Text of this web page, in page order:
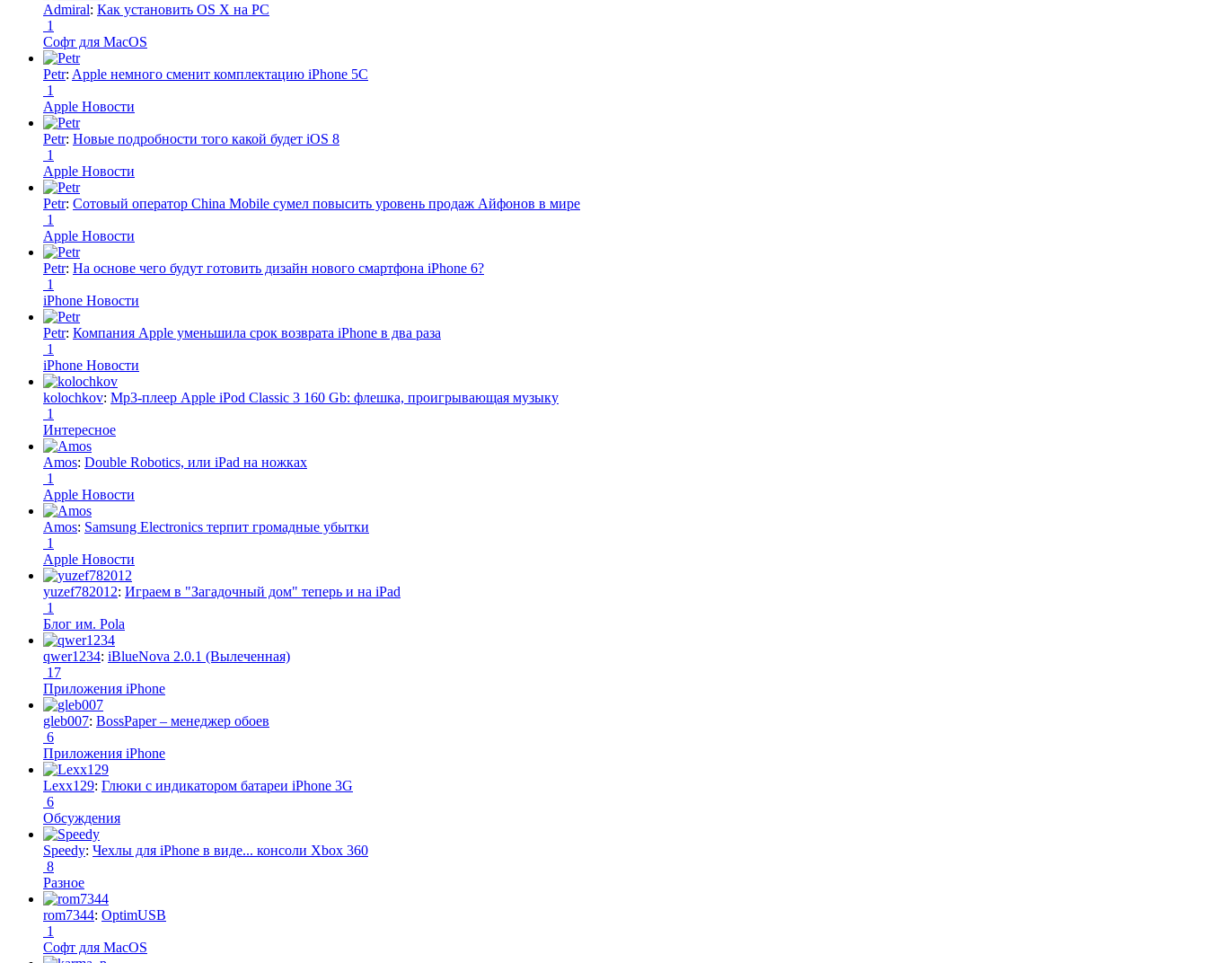
Admiral: Как установить OS X на PC
1
Софт для MacOS
Petr: Apple немного сменит комплектацию iPhone 5C
1
Apple Новости
Petr: Новые подробности того какой будет iOS 8
1
Apple Новости
Petr: Сотовый оператор China Mobile сумел повысить уровень продаж Айфонов в мире
1
Apple Новости
Petr: На основе чего будут готовить дизайн нового смартфона iPhone 6?
1
iPhone Новости
Petr: Компания Apple уменьшила срок возврата iPhone в два раза
1
iPhone Новости
kolochkov: Mp3-плеер Apple iPod Classic 3 160 Gb: флешка, проигрывающая музыку
1
Интересное
Amos: Double Robotics, или iPad на ножках
1
Apple Новости
Amos: Samsung Electronics терпит громадные убытки
1
Apple Новости
yuzef782012: Играем в "Загадочный дом" теперь и на iPad
1
Блог им. Pola
qwer1234: iBlueNova 2.0.1 (Вылеченная)
17
Приложения iPhone
gleb007: BossPaper – менеджер обоев
6
Приложения iPhone
Lexx129: Глюки с индикатором батареи iPhone 3G
6
Обсуждения
Speedy: Чехлы для iPhone в виде... консоли Xbox 360
8
Разное
rom7344: OptimUSB
1
Софт для MacOS